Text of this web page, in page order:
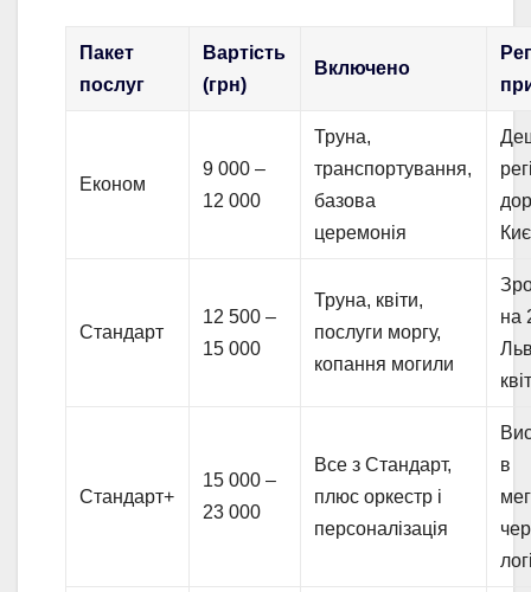
Пакет
послуг
Вартість
(грн)
Включено
Економ
9 000 –
12 000
Труна,
транспортування,
базова
церемонія
Стандарт
12 500 –
15 000
Труна, квіти,
послуги моргу,
копання могили
на
Стандарт+
15 000 –
23 000
Все з Стандарт,
плюс оркестр і
персоналізація
в